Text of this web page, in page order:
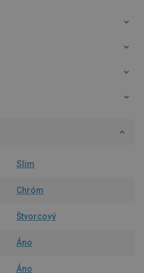
Slim
Chróm
Štvorcový
Áno
Áno